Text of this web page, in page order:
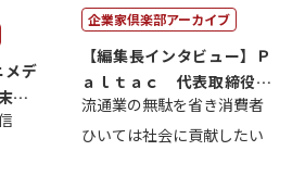
メデ
田
企業家倶楽部アーカイブ
【編集長インタビュー】Ｐ
ａｌｔａｃ 代表取締役会
長三木田國夫
流通業の無駄を省き消費者
ひいては社会に貢献したい